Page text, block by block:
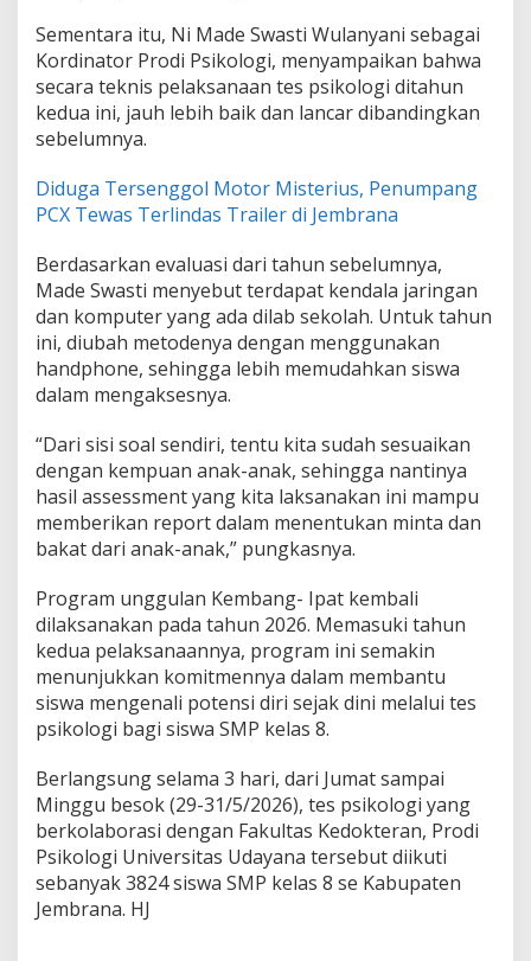
Sementara itu, Ni Made Swasti Wulanyani sebagai
Kordinator Prodi Psikologi, menyampaikan bahwa
secara teknis pelaksanaan tes psikologi ditahun
kedua ini, jauh lebih baik dan lancar dibandingkan
sebelumnya.
Diduga Tersenggol Motor Misterius, Penumpang
PCX Tewas Terlindas Trailer di Jembrana
Berdasarkan evaluasi dari tahun sebelumnya,
Made Swasti menyebut terdapat kendala jaringan
dan komputer yang ada dilab sekolah. Untuk tahun
ini, diubah metodenya dengan menggunakan
handphone, sehingga lebih memudahkan siswa
dalam mengaksesnya.
“Dari sisi soal sendiri, tentu kita sudah sesuaikan
dengan kempuan anak-anak, sehingga nantinya
hasil assessment yang kita laksanakan ini mampu
memberikan report dalam menentukan minta dan
bakat dari anak-anak,” pungkasnya.
Program unggulan Kembang- Ipat kembali
dilaksanakan pada tahun 2026. Memasuki tahun
kedua pelaksanaannya, program ini semakin
menunjukkan komitmennya dalam membantu
siswa mengenali potensi diri sejak dini melalui tes
psikologi bagi siswa SMP kelas 8.
Berlangsung selama 3 hari, dari Jumat sampai
Minggu besok (29-31/5/2026), tes psikologi yang
berkolaborasi dengan Fakultas Kedokteran, Prodi
Psikologi Universitas Udayana tersebut diikuti
sebanyak 3824 siswa SMP kelas 8 se Kabupaten
Jembrana. HJ